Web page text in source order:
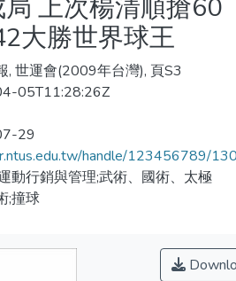
上次楊清順搶60
大勝世界球王
, 世運會(2009年台灣), 頁S3
05T11:28:26Z
29
handle/123456789/
動行銷與管理;武術、國術、太極
;撞球